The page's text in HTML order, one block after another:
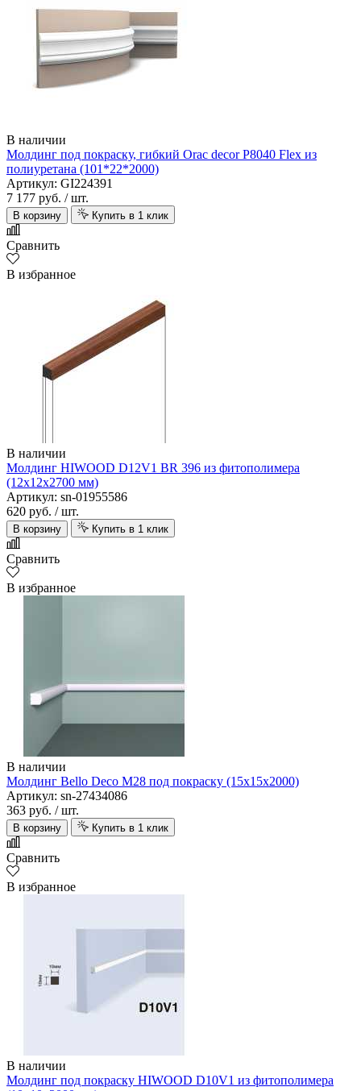
В наличии
Молдинг под покраску, гибкий Orac decor P8040 Flex из
полиуретана (101*22*2000)
Артикул: GI224391
7 177 руб. / шт.
В корзину Купить в 1 клик
Сравнить
В избранное
В наличии
Молдинг HIWOOD D12V1 BR 396 из фитополимера
(12х12х2700 мм)
Артикул: sn-01955586
620 руб. / шт.
В корзину Купить в 1 клик
Сравнить
В избранное
В наличии
Молдинг Bello Deco M28 под покраску (15х15х2000)
Артикул: sn-27434086
363 руб. / шт.
В корзину Купить в 1 клик
Сравнить
В избранное
В наличии
Молдинг под покраску HIWOOD D10V1 из фитополимера